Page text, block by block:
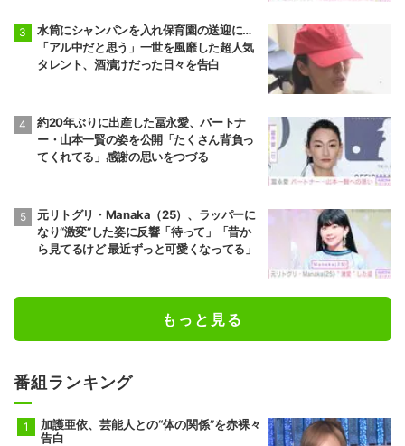
水筒にシャンパンを入れ保育園の送迎に…
「アル中だと思う」一世を風靡した超人気
タレント、酒漬けだった日々を告白
約20年ぶりに出産した冨永愛、パートナ
ー・山本一賢の姿を公開「たくさん背負っ
てくれてる」感謝の思いをつづる
元リトグリ・Manaka（25）、ラッパーに
なり“激変”した姿に反響「待って」「昔か
ら見てるけど 最近ずっと可愛くなってる」
もっと見る
番組ランキング
加護亜依、芸能人との“体の関係”を赤裸々
告白